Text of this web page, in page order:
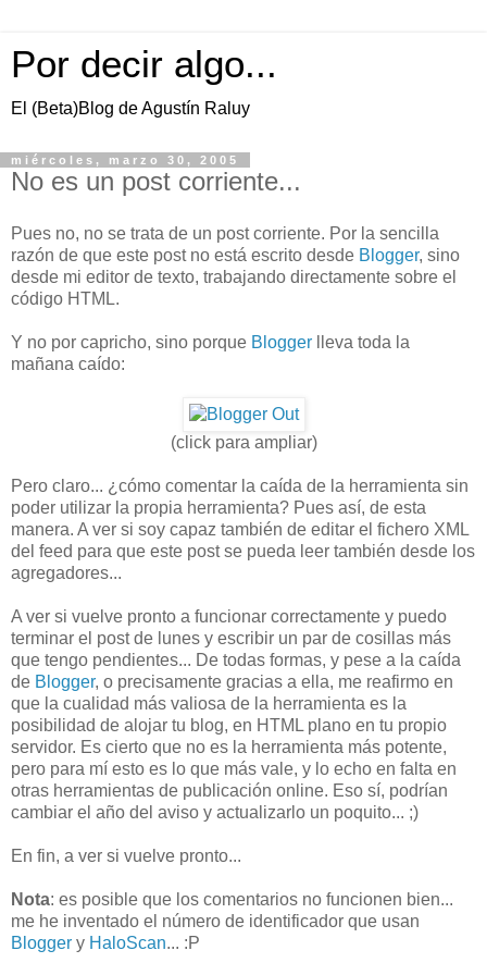
Por decir algo...
El (Beta)Blog de Agustín Raluy
miércoles, marzo 30, 2005
No es un post corriente...
Pues no, no se trata de un post corriente. Por la sencilla
razón de que este post no está escrito desde Blogger, sino
desde mi editor de texto, trabajando directamente sobre el
código HTML.
Y no por capricho, sino porque Blogger lleva toda la
mañana caído:
(click para ampliar)
Pero claro... ¿cómo comentar la caída de la herramienta sin
poder utilizar la propia herramienta? Pues así, de esta
manera. A ver si soy capaz también de editar el fichero XML
del feed para que este post se pueda leer también desde los
agregadores...
A ver si vuelve pronto a funcionar correctamente y puedo
terminar el post de lunes y escribir un par de cosillas más
que tengo pendientes... De todas formas, y pese a la caída
de Blogger, o precisamente gracias a ella, me reafirmo en
que la cualidad más valiosa de la herramienta es la
posibilidad de alojar tu blog, en HTML plano en tu propio
servidor. Es cierto que no es la herramienta más potente,
pero para mí esto es lo que más vale, y lo echo en falta en
otras herramientas de publicación online. Eso sí, podrían
cambiar el año del aviso y actualizarlo un poquito... ;)
En fin, a ver si vuelve pronto...
Nota: es posible que los comentarios no funcionen bien...
me he inventado el número de identificador que usan
Blogger y HaloScan... :P